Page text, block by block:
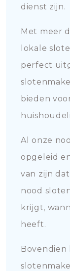
dienst zijn.
Met meer
lokale
perfect
bieden
Al onze
opgeleid
van zijn
nood
krijgt,
heeft.
Bovendien